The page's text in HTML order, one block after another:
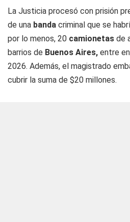
La Justicia procesó con prisión
de una banda criminal que se
por lo menos, 20 camionetas de
barrios de Buenos Aires, entre
2026. Además, el magistrado
cubrir la suma de $20 millones.